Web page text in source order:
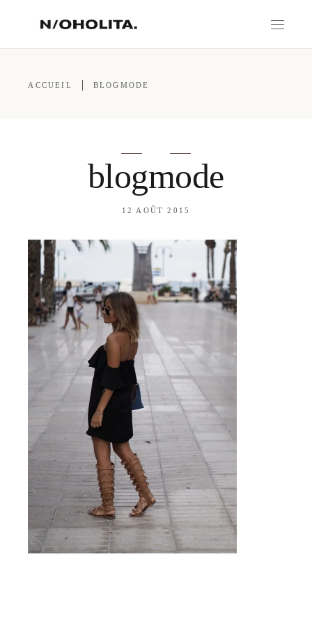
ACCUEIL BLOGMODE
blogmode
12 AOÛT 2015